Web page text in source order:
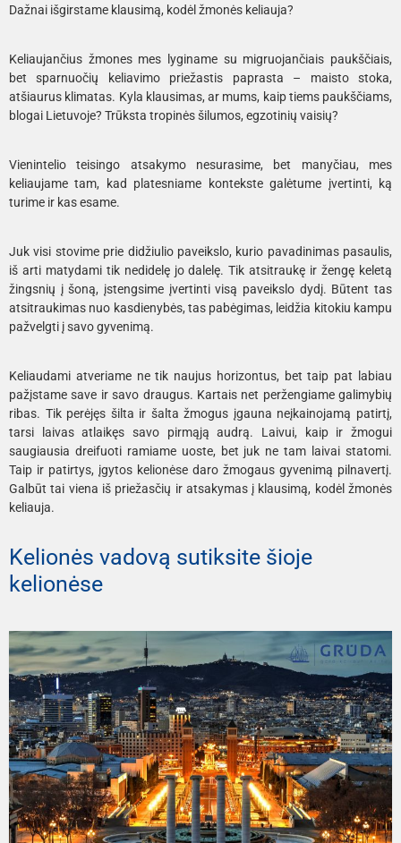
Dažnai išgirstame klausimą, kodėl žmonės keliauja?
Keliaujančius žmones mes lyginame su migruojančiais paukščiais,
bet sparnuočių keliavimo priežastis paprasta – maisto stoka,
atšiaurus klimatas. Kyla klausimas, ar mums, kaip tiems paukščiams,
blogai Lietuvoje? Trūksta tropinės šilumos, egzotinių vaisių?
Vienintelio teisingo atsakymo nesurasime, bet manyčiau, mes
keliaujame tam, kad platesniame kontekste galėtume įvertinti, ką
turime ir kas esame.
Juk visi stovime prie didžiulio paveikslo, kurio pavadinimas pasaulis,
iš arti matydami tik nedidelę jo dalelę. Tik atsitraukę ir žengę keletą
žingsnių į šoną, įstengsime įvertinti visą paveikslo dydį. Būtent tas
atsitraukimas nuo kasdienybės, tas pabėgimas, leidžia kitokiu kampu
pažvelgti į savo gyvenimą.
Keliaudami atveriame ne tik naujus horizontus, bet taip pat labiau
pažįstame save ir savo draugus. Kartais net peržengiame galimybių
ribas. Tik perėjęs šilta ir šalta žmogus įgauna neįkainojamą patirtį,
tarsi laivas atlaikęs savo pirmąją audrą. Laivui, kaip ir žmogui
saugiausia dreifuoti ramiame uoste, bet juk ne tam laivai statomi.
Taip ir patirtys, įgytos kelionėse daro žmogaus gyvenimą pilnavertį.
Galbūt tai viena iš priežasčių ir atsakymas į klausimą, kodėl žmonės
keliauja.
Kelionės vadovą sutiksite šioje
kelionėse